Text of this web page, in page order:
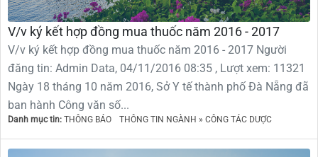
V/v ký kết hợp đồng mua thuốc năm 2016 - 2017
V/v ký kết hợp đồng mua thuốc năm 2016 - 2017 Người
đăng tin: Admin Data, 04/11/2016 08:35 , Lượt xem: 11321
Ngày 18 tháng 10 năm 2016, Sở Y tế thành phố Đà Nẵng đã
ban hành Công văn số...
Danh mục tin: THÔNG BÁO THÔNG TIN NGÀNH » CÔNG TÁC DƯỢC